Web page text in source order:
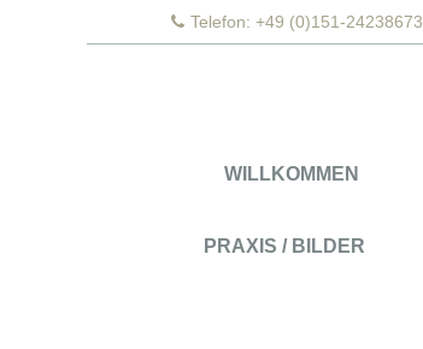
Telefon: +49 (0)151-24238673
WILLKOMMEN
PRAXIS / BILDER